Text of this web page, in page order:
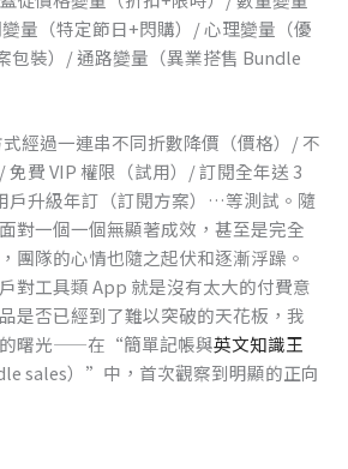
變量（特定節日+閃購）/ 心理變量（優
包裝）/ 通路變量（異業搭售 Bundle
經過一連串不同折數降價（價格）/ 不
費 VIP 權限（試用）/ 訂閱全年送 3
戶升級年訂（訂閱方案）…等測試。隨
對一個一個無顯著成效，甚至是完全
團隊的心情也隨之起伏和逐漸浮躁。
對工具類 App 就是沒有太大的付費意
是否已經到了難以突破的天花板，我
的曙光——在“簡單記帳與英文知識王
sales）”中，首次觀察到明顯的正向